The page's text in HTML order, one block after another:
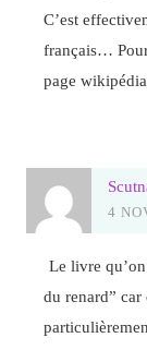
C’est
français…
page
4
Le livre
du renard”